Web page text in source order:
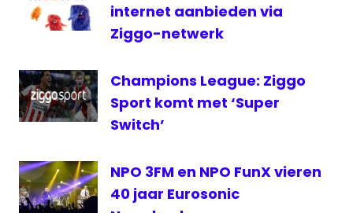
televisie
VPRO
internet aanbieden via
Ziggo-netwerk
Champions League: Ziggo
Sport komt met ‘Super
Switch’
NPO 3FM en NPO FunX vieren
40 jaar Eurosonic